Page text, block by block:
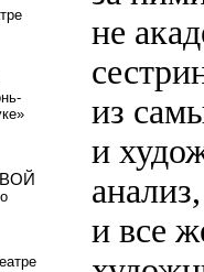
не
из
и
и все